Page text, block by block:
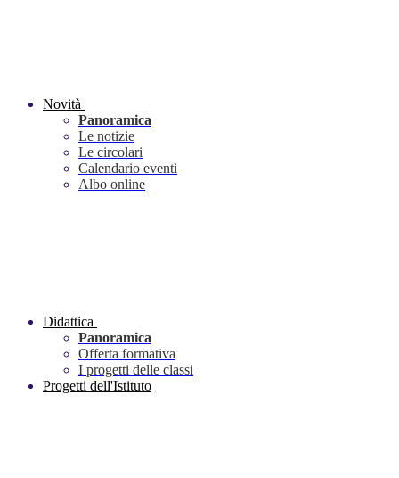
Novità
Panoramica
Le notizie
Le circolari
Calendario eventi
Albo online
Didattica
Panoramica
Offerta formativa
I progetti delle classi
Progetti dell'Istituto